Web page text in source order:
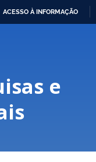
ACESSO À INFORMAÇÃO
e